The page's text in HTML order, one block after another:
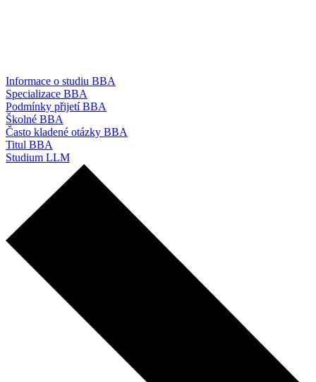
Informace o studiu BBA
Specializace BBA
Podmínky přijetí BBA
Školné BBA
Často kladené otázky BBA
Titul BBA
Studium LLM